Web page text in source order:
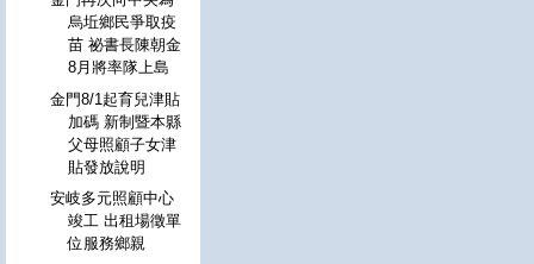
烏坵鄉民爭取疫
苗 祕書長陳朝金
8月將率隊上島
金門8/1起育兒津貼
加碼 新制暨本縣
父母照顧子女津
貼發放說明
安岐多元照顧中心
竣工 出租場徵單
位服務鄉親